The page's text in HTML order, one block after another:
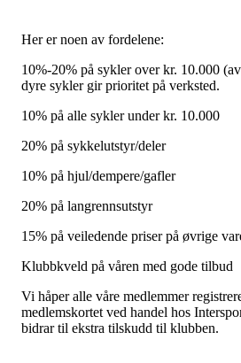
Her er noen av fordelene:
10%-20% på sykler over kr. 10.000
dyre sykler gir prioritet på verksted.
10% på alle sykler under kr. 10.000
20% på sykkelutstyr/deler
10% på hjul/dempere/gafler
20% på langrennsutstyr
15% på veiledende priser på øvrige
Klubbkveld på våren med gode tilbud
Vi håper alle våre medlemmer
medlemskortet ved handel hos
bidrar til ekstra tilskudd til klubben.